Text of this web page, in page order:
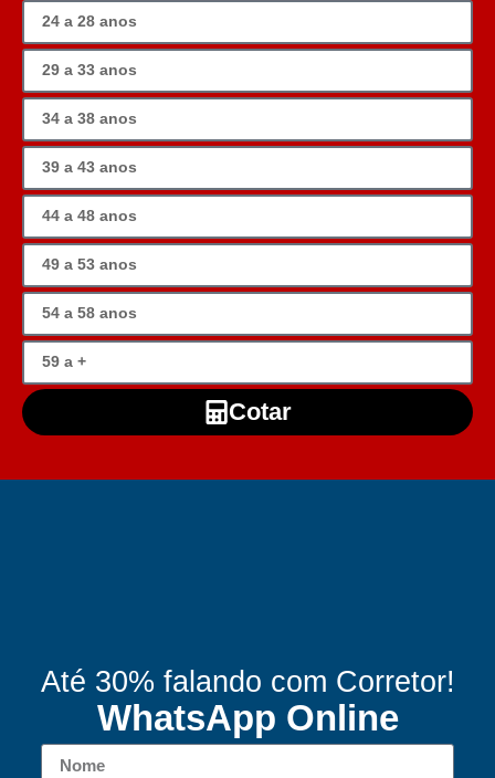
Cotar
Até 30% falando com Corretor!
WhatsApp Online